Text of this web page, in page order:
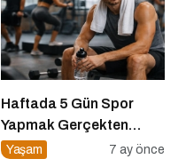
Haftada 5 Gün Spor
Yapmak Gerçekten
Sağlıklı mı?
Yaşam 7 ay önce